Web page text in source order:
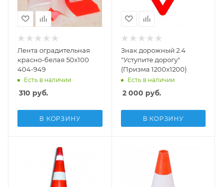
Лента оградительная
красно-белая 50х100
404-949
Есть в наличии
310 руб.
В КОРЗИНУ
Знак дорожный 2.4
"Уступите дорогу"
(Призма 1200х1200)
Есть в наличии
2 000 руб.
В КОРЗИНУ